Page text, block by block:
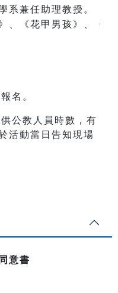
系兼任助理教授。
、《花甲男孩》、《
名。
公教人員時數，有
活動當日告知現場
意書